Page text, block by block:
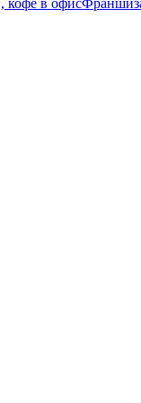
кофе в офис